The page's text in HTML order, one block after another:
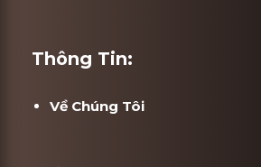
Thông Tin:
Về Chúng Tôi